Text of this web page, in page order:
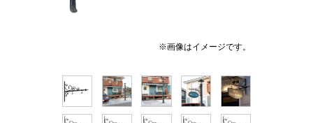
※画像はイメージです。